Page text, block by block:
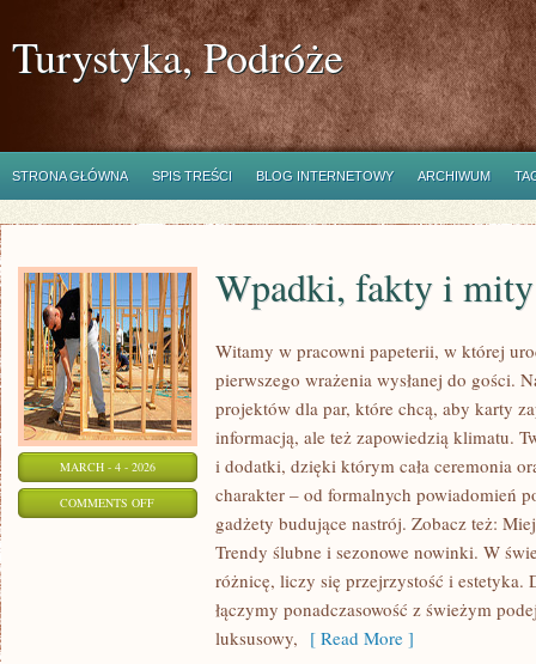
Turystyka, Podróże
STRONA GŁÓWNA SPIS TREŚCI BLOG INTERNETOWY ARCHIWUM
MARCH - 4 - 2026
COMMENTS OFFON
Wpadki, fakty i
Witamy w pracowni papeterii, w której
pierwszego wrażenia wysłanej do gości.
projektów dla par, które chcą, aby karty
informacją, ale też zapowiedzią klimatu.
i dodatki, dzięki którym cała ceremonia
charakter – od formalnych powiadomień
gadżety budujące nastrój. Zobacz też:
Trendy ślubne i sezonowe nowinki. W
różnicę, liczy się przejrzystość i estetyka.
łączymy ponadczasowość z świeżym
luksusowy, [ Read More ]